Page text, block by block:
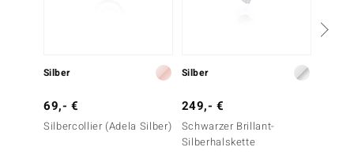
Silber
69,- €
Silbercollier (Adela Silber)
Silber
249,- €
Schwarzer Brillant-
Silberhalskette